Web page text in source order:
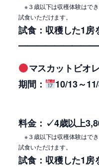
※３歳以下は収穫体験はで
試食いただけます。
試食：収穫した1房
マスカットビオレ
期間：
10/13～
料金：✓4歳以上
※３歳以下は収穫体験はで
試食いただけます。
試食：収穫した1房